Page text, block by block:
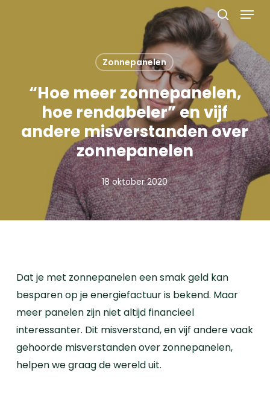
search
Menu
Zonnepanelen
“Hoe meer zonnepanelen,
hoe rendabeler” en vijf
andere misverstanden over
zonnepanelen
18 oktober 2020
Dat je met zonnepanelen een smak geld kan
besparen op je energiefactuur is bekend. Maar
meer panelen zijn niet altijd financieel
interessanter. Dit misverstand, en vijf andere vaak
gehoorde misverstanden over zonnepanelen,
helpen we graag de wereld uit.